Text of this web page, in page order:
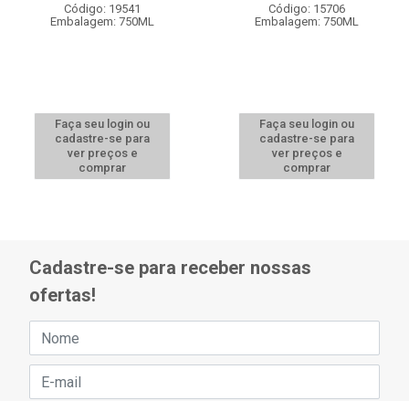
Código: 19541
Embalagem: 750ML
Faça seu login ou
cadastre-se para
ver preços e
comprar
Código: 15706
Embalagem: 750ML
Faça seu login ou
cadastre-se para
ver preços e
comprar
Cadastre-se para receber nossas
ofertas!